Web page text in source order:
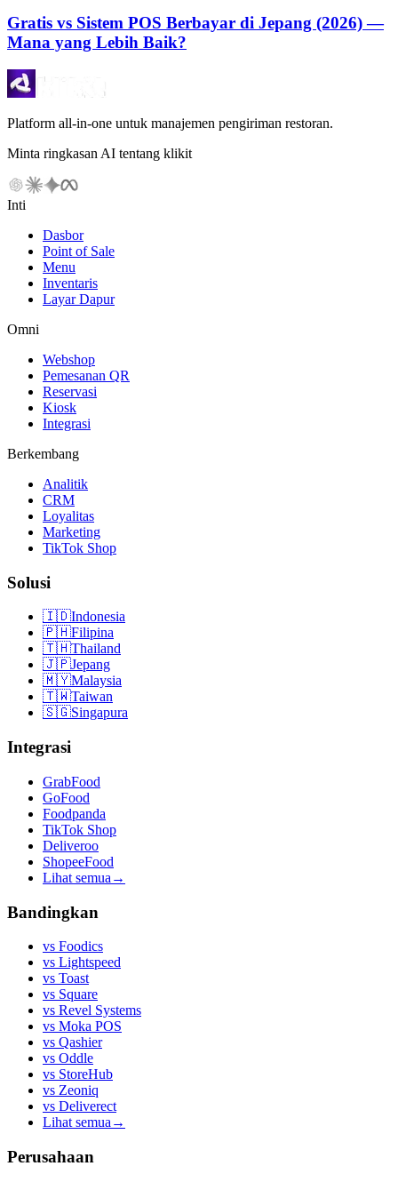
Gratis vs Sistem POS Berbayar di Jepang (2026) —
Mana yang Lebih Baik?
Platform all-in-one untuk manajemen pengiriman restoran.
Minta ringkasan AI tentang klikit
Inti
Dasbor
Point of Sale
Menu
Inventaris
Layar Dapur
Omni
Webshop
Pemesanan QR
Reservasi
Kiosk
Integrasi
Berkembang
Analitik
CRM
Loyalitas
Marketing
TikTok Shop
Solusi
🇮🇩Indonesia
🇵🇭Filipina
🇹🇭Thailand
🇯🇵Jepang
🇲🇾Malaysia
🇹🇼Taiwan
🇸🇬Singapura
Integrasi
GrabFood
GoFood
Foodpanda
TikTok Shop
Deliveroo
ShopeeFood
Lihat semua →
Bandingkan
vs Foodics
vs Lightspeed
vs Toast
vs Square
vs Revel Systems
vs Moka POS
vs Qashier
vs Oddle
vs StoreHub
vs Zeoniq
vs Deliverect
Lihat semua →
Perusahaan